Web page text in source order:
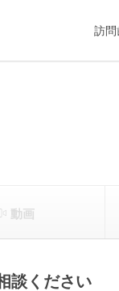
訪
動画
談ください